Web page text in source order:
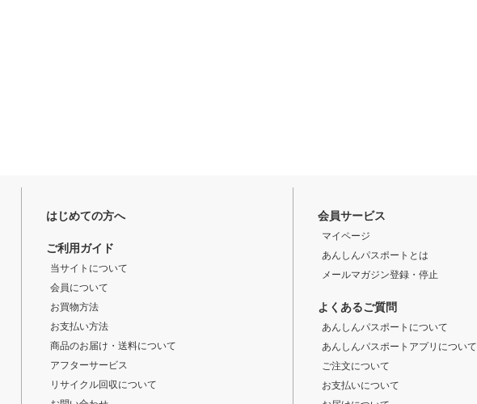
はじめての方へ
ご利用ガイド
当サイトについて
会員について
お買物方法
お支払い方法
商品のお届け・送料について
アフターサービス
リサイクル回収について
会員サービス
マイページ
あんしんパスポートとは
メールマガジン登録・停止
よくあるご質問
あんしんパスポートについて
あんしんパスポートアプリについて
ご注文について
お支払いについて